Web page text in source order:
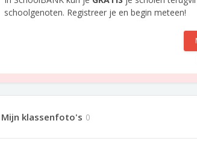
schoolgenoten. Registreer je en begin meteen!
Mijn klassenfoto's 0